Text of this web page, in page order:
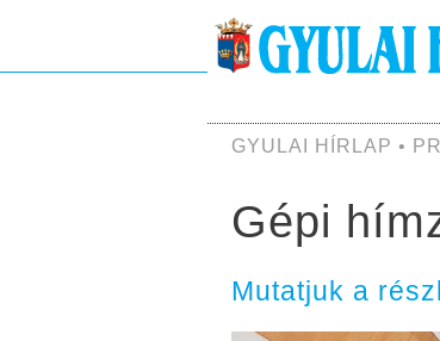
GYULAI HÍRLAP •
Gépi
Mutatjuk a